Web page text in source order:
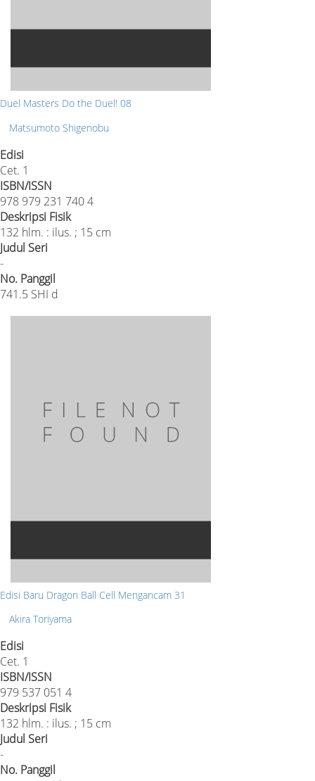
Duel Masters Do the Duel! 08
Matsumoto Shigenobu
Edisi
Cet. 1
ISBN/ISSN
978 979 231 740 4
Deskripsi Fisik
132 hlm. : ilus. ; 15 cm
Judul Seri
-
No. Panggil
741.5 SHI d
Edisi Baru Dragon Ball Cell Mengancam 31
Akira Toriyama
Edisi
Cet. 1
ISBN/ISSN
979 537 051 4
Deskripsi Fisik
132 hlm. : ilus. ; 15 cm
Judul Seri
-
No. Panggil